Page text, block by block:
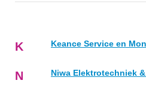
K Keance Service en
N Niwa Elektrotechniek